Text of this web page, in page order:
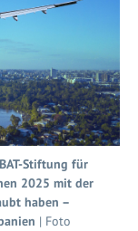
Stiftung für
2025 mit der
haben –
| Foto